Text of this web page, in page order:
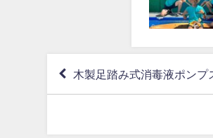
木製足踏み式消毒液ポンプ